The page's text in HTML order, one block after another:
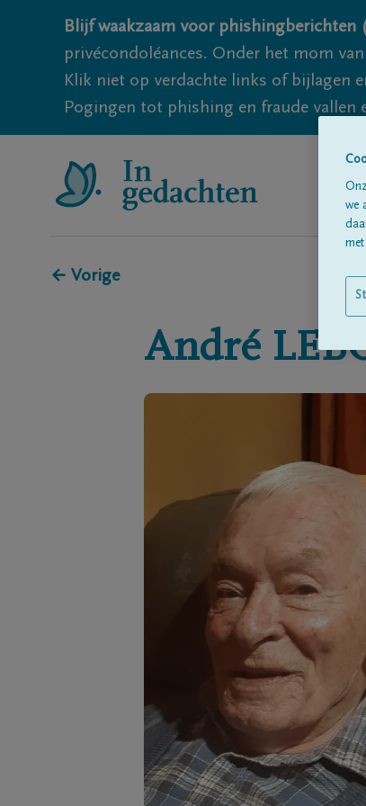
Blijf waakzaam voor
privécondoléances. Onder het mom
Klik niet op verdachte links of bijlagen
Pogingen tot phishing en fraude
← Vorige
André
we